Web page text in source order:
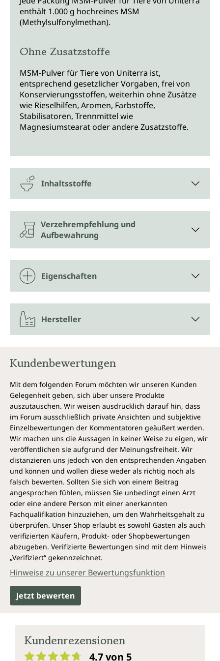
enthält 1.000 g hochreines MSM
(Methylsulfonylmethan).
Ohne Zusatzstoffe
MSM-Pulver für Tiere von Uniterra ist,
entsprechend gesetzlicher Vorgaben, frei von
Konservierungsstoffen, weiterhin ohne Zusätze
wie Rieselhilfen, Aromen, Farbstoffe,
Stabilisatoren, Trennmittel wie
Magnesiumstearat oder andere Zusatzstoffe.
Inhaltsstoffe
Verzehrempfehlung und
Aufbewahrung
Eigenschaften
Hersteller
Kundenbewertungen
Mit dem folgenden Forum möchten wir unseren Kunden
Gelegenheit geben, sich über unsere Produkte
auszutauschen. Wir weisen ausdrücklich darauf hin, dass
im Forum ausschließlich private Ansichten und subjektive
Einzelbewertungen der Kommentatoren geäußert werden.
Wir machen uns die Aussagen in keiner Weise zu eigen, wir
veröffentlichen sie aufgrund der Meinungsfreiheit. Wir
distanzieren uns jedoch von den entsprechenden Angaben
und können und wollen diese weder als richtig noch als
falsch bewerten. Sollten Sie sich von einem Beitrag
angesprochen fühlen, müssen Sie unbedingt einen Arzt
oder eine andere Person mit einer anerkannten
Fachqualifikation hinzuziehen, um den Wahrheitsgehalt zu
überprüfen. Unser Shop erlaubt es sowohl Gästen als auch
verifizierten Käufern, Produkt- oder Shopbewertungen
abzugeben. Verifizierte Bewertungen sind mit dem Hinweis
„Verifiziert“ gekennzeichnet.
Hinweise zu unserer Bewertungsfunktion
Jetzt bewerten
Kundenrezensionen
4.7 von 5